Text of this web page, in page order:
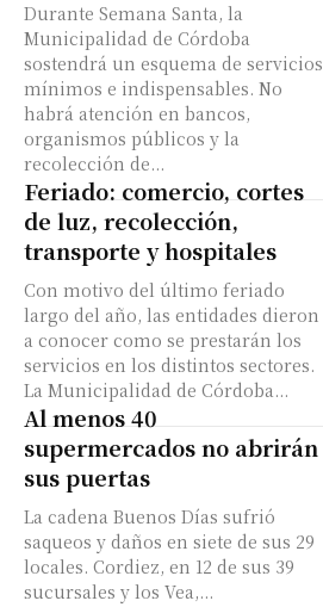
Durante Semana Santa, la
Municipalidad de Córdoba
sostendrá un esquema de servicios
mínimos e indispensables. No
habrá atención en bancos,
organismos públicos y la
recolección de...
Feriado: comercio, cortes
de luz, recolección,
transporte y hospitales
Con motivo del último feriado
largo del año, las entidades dieron
a conocer como se prestarán los
servicios en los distintos sectores.
La Municipalidad de Córdoba...
Al menos 40
supermercados no abrirán
sus puertas
La cadena Buenos Días sufrió
saqueos y daños en siete de sus 29
locales. Cordiez, en 12 de sus 39
sucursales y los Vea,...